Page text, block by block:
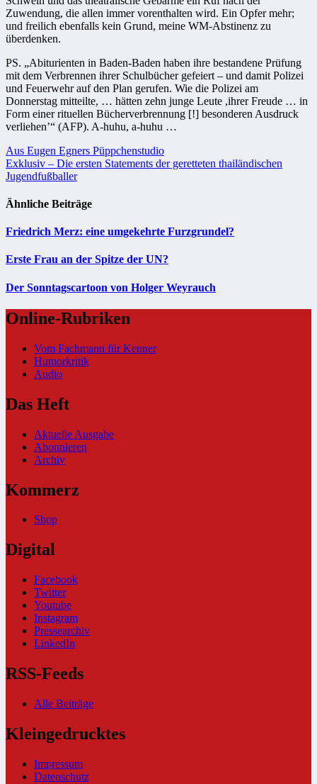
Zuwendung, die allen immer vorenthalten wird. Ein Opfer mehr;
und freilich ebenfalls kein Grund, meine WM-Abstinenz zu
überdenken.
PS. „Abiturienten in Baden-Baden haben ihre bestandene Prüfung
mit dem Verbrennen ihrer Schulbücher gefeiert – und damit Polizei
und Feuerwehr auf den Plan gerufen. Wie die Polizei am
Donnerstag mitteilte, … hätten zehn junge Leute ,ihrer Freude … in
Form einer rituellen Bücherverbrennung [!] besonderen Ausdruck
verliehen’“ (AFP). A-huhu, a-huhu …
Beitragsnavigation
Aus Eugen Egners Püppchenstudio
Exklusiv – Die ersten Statements der geretteten thailändischen
Jugendfußballer
Ähnliche Beiträge
Friedrich Merz: eine umgekehrte Furzgrundel?
Erste Frau an der Spitze der UN?
Der Sonntagscartoon von Holger Weyrauch
Online-Rubriken
Vom Fachmann für Kenner
Humorkritik
Audio
Das Heft
Aktuelle Ausgabe
Abonnieren
Archiv
Kommerz
Shop
Digital
Facebook
Twitter
Youtube
Instagram
Pressearchiv
LinkedIn
RSS-Feeds
Alle Beiträge
Kleingedrucktes
Impressum
Datenschutz